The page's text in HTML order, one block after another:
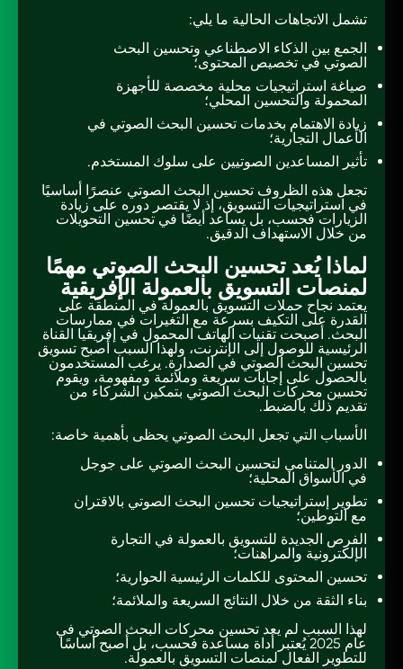
تشمل الاتجاهات الحالية ما يلي:
الجمع بين الذكاء الاصطناعي وتحسين البحث
الصوتي في تخصيص المحتوى؛
صياغة استراتيجيات محلية مخصصة للأجهزة
المحمولة والتحسين المحلي؛
زيادة الاهتمام بخدمات تحسين البحث الصوتي في
الأعمال التجارية؛
تأثير المساعدين الصوتيين على سلوك المستخدم.
تجعل هذه الظروف تحسين البحث الصوتي عنصرًا أساسيًا
في استراتيجيات التسويق، إذ لا يقتصر دوره على زيادة
الزيارات فحسب، بل يساعد أيضًا في تحسين التحويلات
من خلال الاستهداف الدقيق.
لماذا يُعد تحسين البحث الصوتي مهمًا
لمنصات التسويق بالعمولة الإفريقية
يعتمد نجاح حملات التسويق بالعمولة في المنطقة على
القدرة على التكيف بسرعة مع التغيرات في ممارسات
البحث. أصبحت تقنيات الهاتف المحمول في إفريقيا القناة
الرئيسية للوصول إلى الإنترنت، ولهذا السبب أصبح تسويق
تحسين البحث الصوتي في الصدارة. يرغب المستخدمون
بالحصول على إجابات سريعة وملائمة ومفهومة، ويقوم
تحسين محركات البحث الصوتي بتمكين الشركاء من
تقديم ذلك بالضبط.
الأسباب التي تجعل البحث الصوتي يحظى بأهمية خاصة:
الدور المتنامي لتحسين البحث الصوتي على جوجل
في الأسواق المحلية؛
تطوير إستراتيجيات تحسين البحث الصوتي بالاقتران
مع التوطين؛
الفرص الجديدة للتسويق بالعمولة في التجارة
الإلكترونية والمراهنات؛
تحسين المحتوى للكلمات الرئيسية الحوارية؛
بناء الثقة من خلال النتائج السريعة والملائمة؛
لهذا السبب لم يعد تحسين محركات البحث الصوتي في
عام 2025 يُعتبر أداة مساعدة فحسب، بل أصبح أساسًا
للتطوير الفعال لمنصات التسويق بالعمولة.